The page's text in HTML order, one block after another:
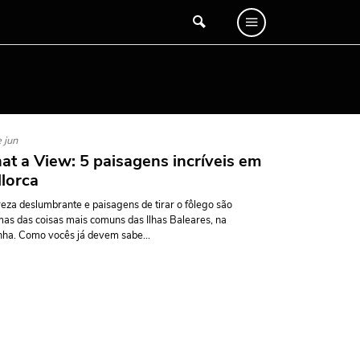
jun
a View: 5 paisagens incríveis em
deslumbrante e paisagens de tirar o fôlego são
das coisas mais comuns das Ilhas Baleares, na
Como vocês já devem sabe...